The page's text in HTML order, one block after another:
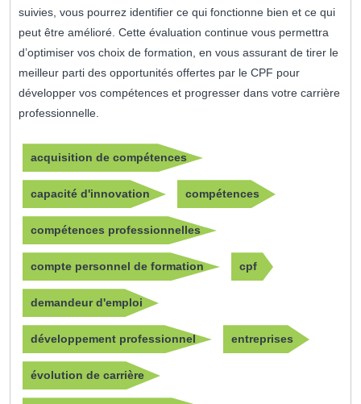
suivies, vous pourrez identifier ce qui fonctionne bien et ce qui
peut être amélioré. Cette évaluation continue vous permettra
d’optimiser vos choix de formation, en vous assurant de tirer le
meilleur parti des opportunités offertes par le CPF pour
développer vos compétences et progresser dans votre carrière
professionnelle.
acquisition de compétences
capacité d'innovation compétences
compétences professionnelles
compte personnel de formation cpf
demandeur d'emploi
développement professionnel entreprises
évolution de carrière